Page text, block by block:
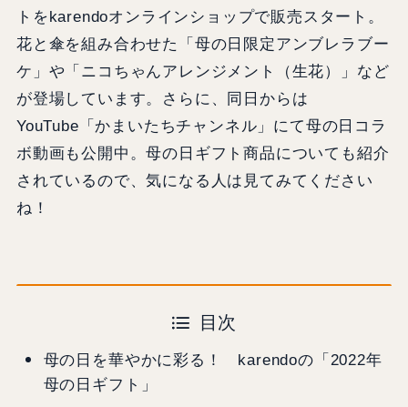
トをkarendoオンラインショップで販売スタート。
花と傘を組み合わせた「母の日限定アンブレラブー
ケ」や「ニコちゃんアレンジメント（生花）」など
が登場しています。さらに、同日からは
YouTube「かまいたちチャンネル」にて母の日コラ
ボ動画も公開中。母の日ギフト商品についても紹介
されているので、気になる人は見てみてください
ね！
目次
母の日を華やかに彩る！ karendoの「2022年
母の日ギフト」